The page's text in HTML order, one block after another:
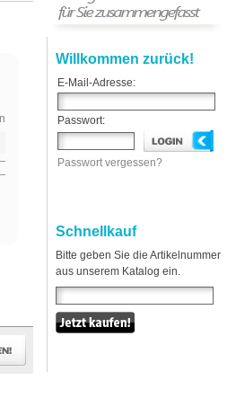
Willkommen zurück!
E-Mail-Adresse:
Passwort:
Passwort vergessen?
Schnellkauf
Bitte geben Sie die Artikelnummer
aus unserem Katalog ein.